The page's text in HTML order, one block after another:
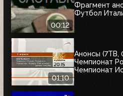
00:12
Фрагмент
Футбол
01:10
Анонсы (7ТВ,
Чемпионат
Чемпионат